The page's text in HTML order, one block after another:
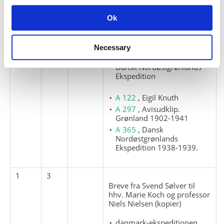
Ok
Necessary
1938-39. Ukomplet fotokopi.
lbnr. 14.
dagbøger
Dansk Nordøstgrønlands
Ekspedition
A 122 , Eigil Knuth
A 297 , Avisudklip.
Grønland 1902-1941
A 365 , Dansk
Nordøstgrønlands
Ekspedition 1938-1939.
1
3
Breve fra Svend Sølver til
hhv. Marie Koch og professor
Niels Nielsen (kopier)